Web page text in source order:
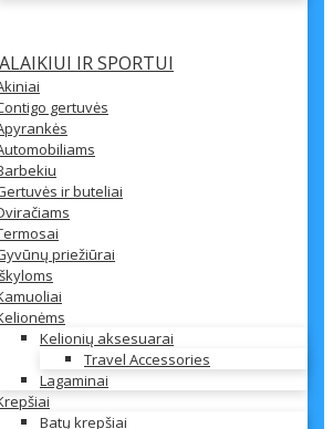
IR SPORTUI
gertuvės
ir buteliai
priežiūrai
Kelionių aksesuarai
Travel Accessories
Lagaminai
Batų krepšiai